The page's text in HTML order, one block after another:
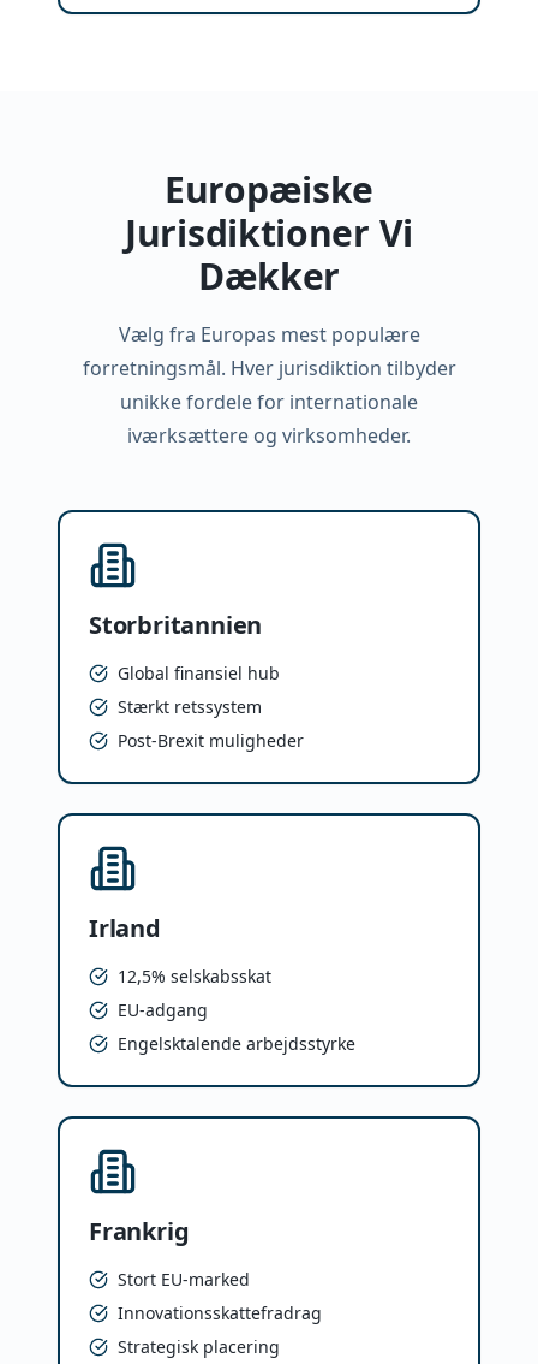
Europæiske
Jurisdiktioner Vi
Dækker
Vælg fra Europas mest populære
forretningsmål. Hver jurisdiktion tilbyder
unikke fordele for internationale
iværksættere og virksomheder.
Storbritannien
Global finansiel hub
Stærkt retssystem
Post-Brexit muligheder
Irland
12,5% selskabsskat
EU-adgang
Engelsktalende arbejdsstyrke
Frankrig
Stort EU-marked
Innovationsskattefradrag
Strategisk placering